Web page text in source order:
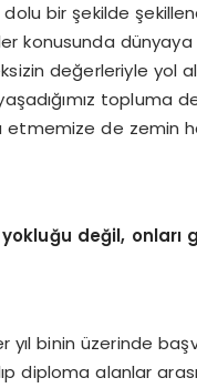
bir şekilde
konusunda
değerleriyle yol
topluma
etmemize de zemin
yokluğu değil,
yıl binin üzerinde
diploma alanlar